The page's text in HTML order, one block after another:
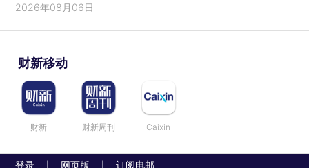
2026年08月06日
财新移动
财新 财新周刊 Caixin
登录 网页版 订阅电邮